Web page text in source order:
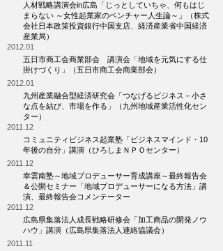
人材戦略講演会in広島「じっとしていちゃ、何もはじ
まらない ～女性起業家のベンチャー人生論～」（株式
会社日本政策投資銀行中国支店、経済産業省中国経済
産業局）
2012.01
五日市商工会商業部会 講演会「地域を元気にする仕
掛けづくり」（五日市商工会商業部会）
2012.01
九州産業融合型経済研究会「つなげるビジネス－小さ
な点を結び、市場を作る」（九州地域産業活性化セン
ター）
2011.12
コミュニティビジネス起業塾「ビジネスマインド・10
年後の自分」講演（ひろしまＮＰＯセンター）
2011.12
幸雲南塾～地域プロデューサー育成講座～最終報告会
＆公開セミナー「地域プロデューサーになる方法」講
演、最終報告会コメンテーター
2011.12
広島県集落法人成長戦略研修会「加工商品の開発ノウ
ハウ」講演（広島県集落法人連絡協議会）
2011.11